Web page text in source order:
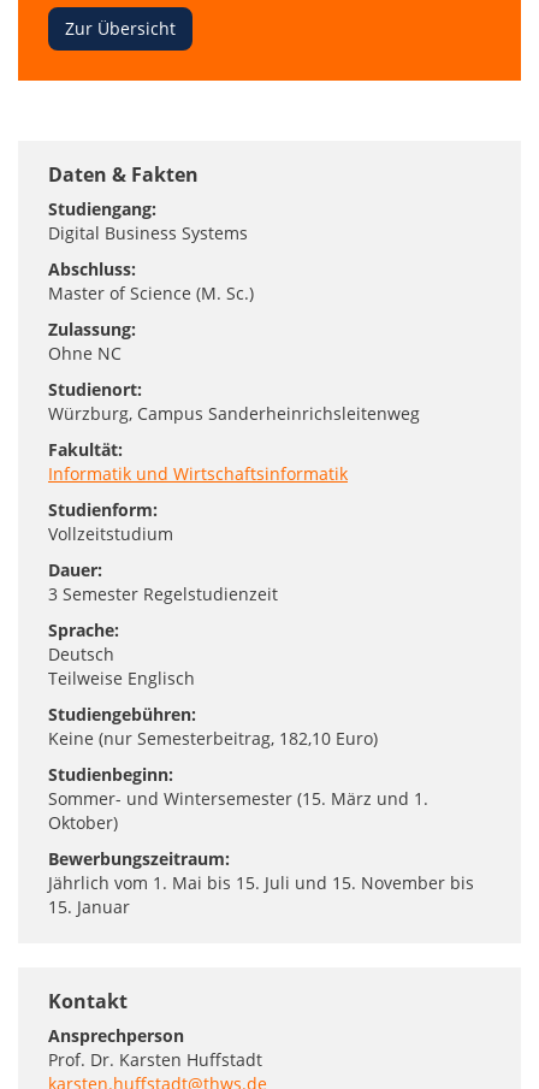
Suche
nach
perfekten
Zur Übersicht
Daten & Fakten
Studiengang:
Digital Business Systems
Abschluss:
Master of Science (M. Sc.)
Zulassung:
Ohne NC
Studienort:
Würzburg, Campus Sanderheinrichsleitenweg
Fakultät:
Informatik und Wirtschaftsinformatik
Studienform:
Vollzeitstudium
Dauer:
3 Semester Regelstudienzeit
Sprache:
Deutsch
Teilweise Englisch
Studiengebühren:
Keine (nur Semesterbeitrag, 182,10 Euro)
Studienbeginn:
Sommer- und Wintersemester (15. März und 1.
Oktober)
Bewerbungszeitraum:
Jährlich vom 1. Mai bis 15. Juli und 15. November bis
15. Januar
Kontakt
Ansprechperson
Prof. Dr. Karsten Huffstadt
karsten.huffstadt@thws.de